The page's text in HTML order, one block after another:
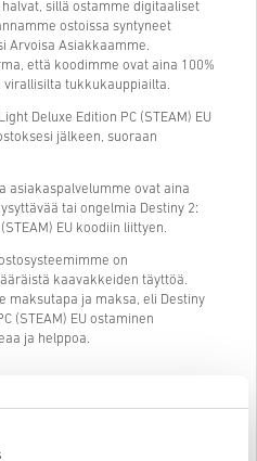
sillä ostamme digitaaliset
ostoissa syntyneet
Arvoisa Asiakkaamme.
että koodimme ovat aina 100%
virallisilta tukkukauppiailta.
Deluxe Edition PC (STEAM) EU
jälkeen, suoraan
asiakaspalvelumme ovat aina
tai ongelmia Destiny 2:
EU koodiin liittyen.
on
kaavakkeiden täyttöä.
maksutapa ja maksa, eli Destiny
(STEAM) EU ostaminen
ja helppoa.